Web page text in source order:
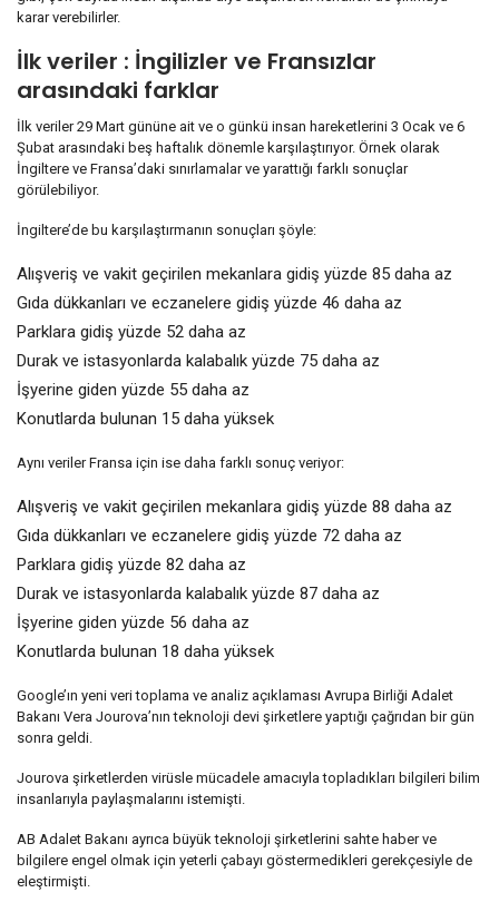
karar verebilirler.
İlk veriler : İngilizler ve Fransızlar
arasındaki farklar
İlk veriler 29 Mart gününe ait ve o günkü insan hareketlerini 3 Ocak ve 6
Şubat arasındaki beş haftalık dönemle karşılaştırıyor. Örnek olarak
İngiltere ve Fransa’daki sınırlamalar ve yarattığı farklı sonuçlar
görülebiliyor.
İngiltere’de bu karşılaştırmanın sonuçları şöyle:
Alışveriş ve vakit geçirilen mekanlara gidiş yüzde 85 daha az
Gıda dükkanları ve eczanelere gidiş yüzde 46 daha az
Parklara gidiş yüzde 52 daha az
Durak ve istasyonlarda kalabalık yüzde 75 daha az
İşyerine giden yüzde 55 daha az
Konutlarda bulunan 15 daha yüksek
Aynı veriler Fransa için ise daha farklı sonuç veriyor:
Alışveriş ve vakit geçirilen mekanlara gidiş yüzde 88 daha az
Gıda dükkanları ve eczanelere gidiş yüzde 72 daha az
Parklara gidiş yüzde 82 daha az
Durak ve istasyonlarda kalabalık yüzde 87 daha az
İşyerine giden yüzde 56 daha az
Konutlarda bulunan 18 daha yüksek
Google’ın yeni veri toplama ve analiz açıklaması Avrupa Birliği Adalet
Bakanı Vera Jourova’nın teknoloji devi şirketlere yaptığı çağrıdan bir gün
sonra geldi.
Jourova şirketlerden virüsle mücadele amacıyla topladıkları bilgileri bilim
insanlarıyla paylaşmalarını istemişti.
AB Adalet Bakanı ayrıca büyük teknoloji şirketlerini sahte haber ve
bilgilere engel olmak için yeterli çabayı göstermedikleri gerekçesiyle de
eleştirmişti.